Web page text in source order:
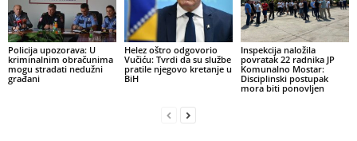
Policija upozorava: U
kriminalnim obračunima
mogu stradati nedužni
građani
Helez oštro odgovorio
Vučiću: Tvrdi da su službe
pratile njegovo kretanje u
BiH
Inspekcija naložila
povratak 22 radnika JP
Komunalno Mostar:
Disciplinski postupak
mora biti ponovljen